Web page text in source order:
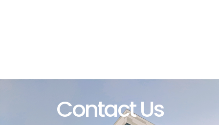
Contact Us